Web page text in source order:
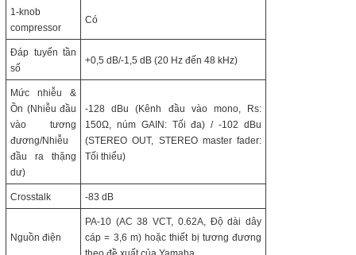
1-knob
compressor
Có
Đáp tuyến tần
số
+0,5 dB/-1,5 dB (20 Hz đến 48 kHz)
Mức nhiễu &
Ồn (Nhiễu đầu
vào tương
đương/Nhiễu
đầu ra thặng
dư)
-128 dBu (Kênh đầu vào mono, Rs:
150Ω, núm GAIN: Tối đa) / -102 dBu
(STEREO OUT, STEREO master fader:
Tối thiểu)
Crosstalk -83 dB
Nguồn điện
PA-10 (AC 38 VCT, 0.62A, Độ dài dây
cáp = 3,6 m) hoặc thiết bị tương đương